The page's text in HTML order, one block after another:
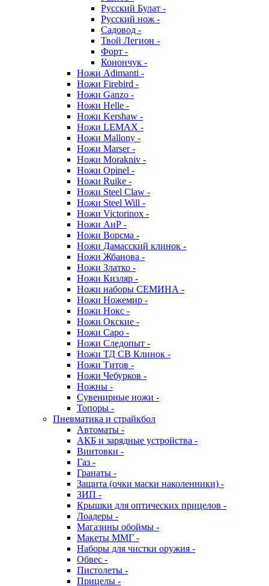
Русский Булат -
Русский нож -
Садовод -
Твой Легион -
Форт -
Конончук -
Ножи Adimanti -
Ножи Firebird -
Ножи Ganzo -
Ножи Helle -
Ножи Kershaw -
Ножи LEMAX -
Ножи Mallony -
Ножи Marser -
Ножи Morakniv -
Ножи Opinel -
Ножи Ruike -
Ножи Steel Claw -
Ножи Steel Will -
Ножи Victorinox -
Ножи АиР -
Ножи Ворсма -
Ножи Дамасский клинок -
Ножи Жбанова -
Ножи Златко -
Ножи Кизляр -
Ножи наборы СЕМИНА -
Ножи Ножемир -
Ножи Нокс -
Ножи Окские -
Ножи Саро -
Ножи Следопыт -
Ножи ТД СВ Клинок -
Ножи Титов -
Ножи Чебурков -
Ножны -
Сувенирные ножи -
Топоры -
Пневматика и страйкбол
Автоматы -
АКБ и зарядные устройства -
Винтовки -
Газ -
Гранаты -
Защита (очки маски наколенники) -
ЗИП -
Крышки для оптических прицелов -
Лоадеры -
Магазины обоймы -
Макеты ММГ -
Наборы для чистки оружия -
Обвес -
Пистолеты -
Прицелы -